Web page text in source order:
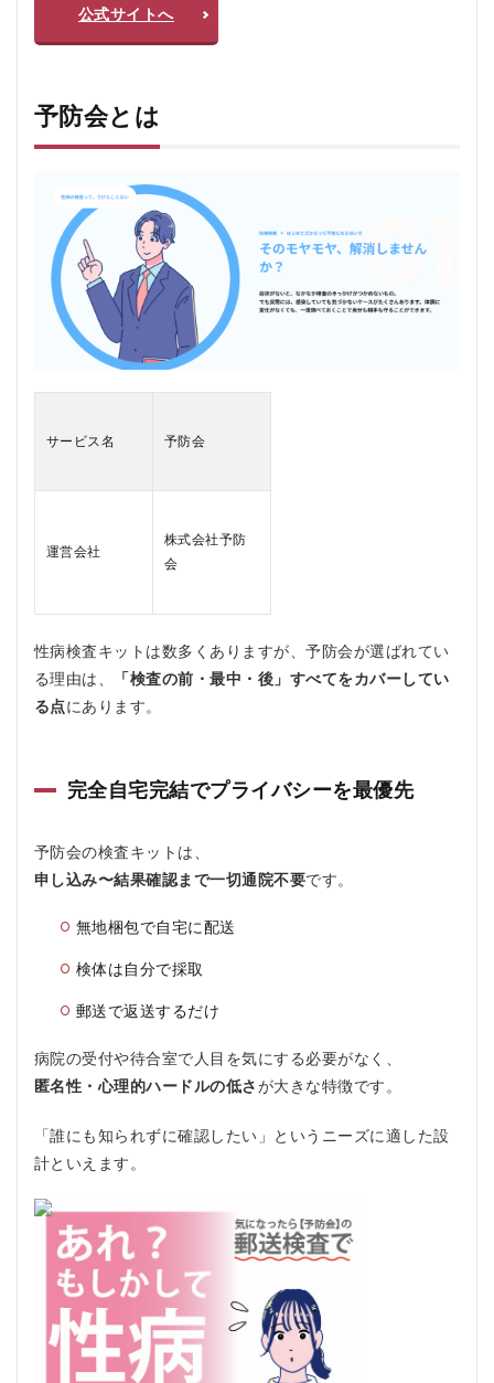
防ぎ
い
衛生
検査
所で
よる
信頼
性
2.4
検査
結果
は
WEB
果に
会の
単項
目検
査の
料金
ト検
代表的
ト例
4
会の
ッ
ト、
デメ
ト
4.1
4.2
デメ
リッ
ト
公式サイトへ
予防会とは
サービス名 予防会
運営会社
株式会社予防
会
性病検査キットは数多くありますが、予防会が選ばれてい
る理由は、
「検査の前・最中・後」すべてをカバーしてい
る点にあります。
完全自宅完結でプライバシーを最優先
予防会の検査キットは、
申し込み〜結果確認まで一切通院不要です。
無地梱包で自宅に配送
検体は自分で採取
郵送で返送するだけ
病院の受付や待合室で人目を気にする必要がなく、
匿名性・心理的ハードルの低さが大きな特徴です。
「誰にも知られずに確認したい」というニーズに適した設
計といえます。